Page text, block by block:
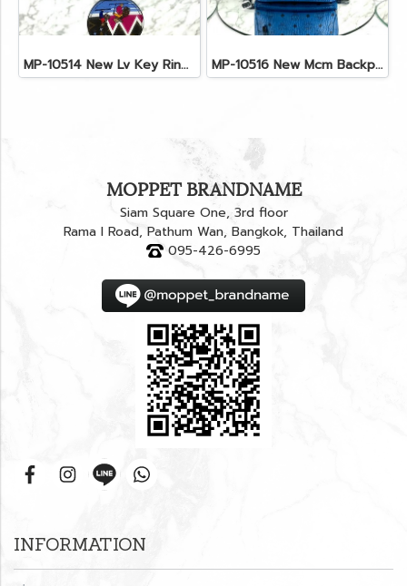
MP-10514 New Lv Key Ring Chrismas 2018 Monogram Ghw MP-10516 New Mcm Backpack Small Blue/Black Shw
MOPPET BRANDNAME
Siam Square One, 3rd floor
Rama I Road, Pathum Wan, Bangkok, Thailand
095-426-6995
INFORMATION